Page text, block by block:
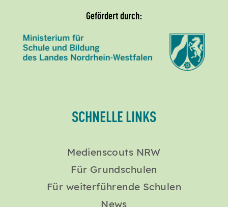
Gefördert durch:
SCHNELLE LINKS
Medienscouts NRW
Für Grundschulen
Für weiterführende Schulen
News